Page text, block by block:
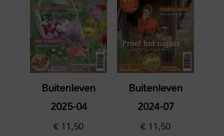
Buitenleven
2025-04
€11,50
Buitenleven
2024-07
€11,50